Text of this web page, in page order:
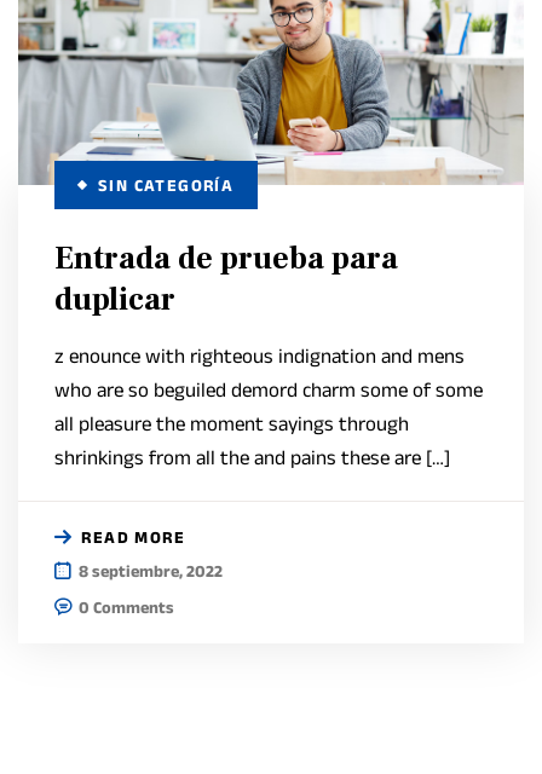
SIN CATEGORÍA
Entrada de prueba para
duplicar
z enounce with righteous indignation and mens
who are so beguiled demord charm some of some
all pleasure the moment sayings through
shrinkings from all the and pains these are […]
READ MORE
8 septiembre, 2022
0 Comments